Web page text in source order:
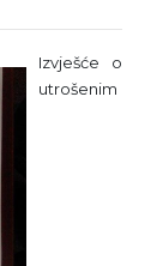
Izvješće o
utrošenim